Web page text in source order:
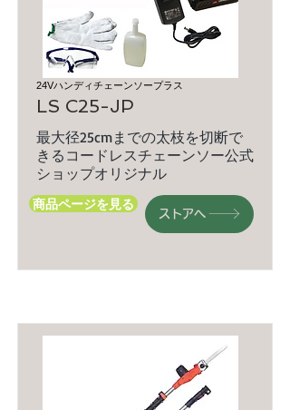
24Vハンディチェーンソープラス
LS C25-JP
最大径25cmまでの太枝を切断で
きるコードレスチェーンソー公式
ショップオリジナル
商品ページを見る
ストアへ